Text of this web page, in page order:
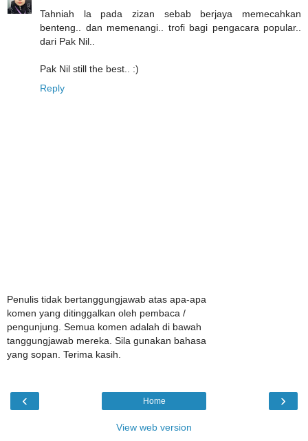
Tahniah la pada zizan sebab berjaya memecahkan
benteng.. dan memenangi.. trofi bagi pengacara popular..
dari Pak Nil..
Pak Nil still the best.. :)
Reply
Penulis tidak bertanggungjawab atas apa-apa
komen yang ditinggalkan oleh pembaca /
pengunjung. Semua komen adalah di bawah
tanggungjawab mereka. Sila gunakan bahasa
yang sopan. Terima kasih.
‹ ›
Home
View web version